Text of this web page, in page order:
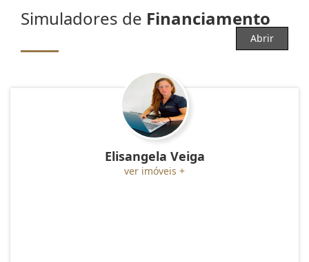
Simuladores de Financiamento
Abrir
Elisangela Veiga
ver imóveis +